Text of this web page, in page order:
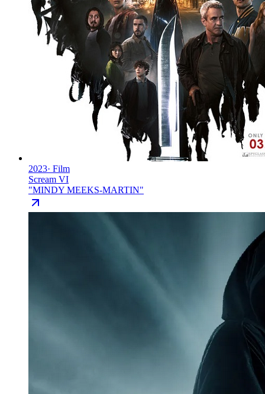
2023· Film
Scream VI
"MINDY MEEKS-MARTIN"